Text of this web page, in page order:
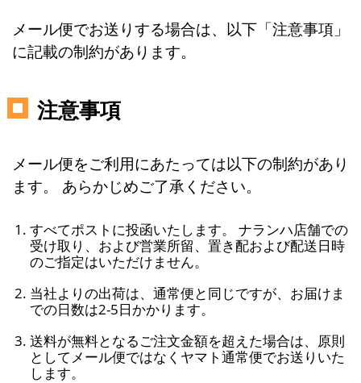
メール便でお送りする場合は、以下「注意事項」
に記載の制約があります。
注意事項
メール便をご利用にあたっては以下の制約があり
ます。 あらかじめご了承ください。
すべてポストに投函いたします。 ナランハ店舗での
受け取り、および営業所留、置き配および配送日時
のご指定はいただけません。
当社よりの出荷は、通常便と同じですが、お届けま
での日数は2-5日かかります。
送料が無料となるご注文金額を超えた場合は、原則
としてメール便ではなくヤマト通常便でお送りいた
します。